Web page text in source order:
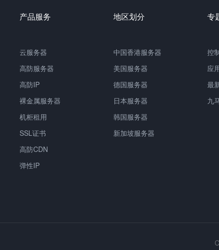
产品服务
云服务器
高防服务器
高防IP
裸金属服务器
机柜租用
SSL证书
高防CDN
弹性IP
地区划分
中国香港服务器
美国服务器
德国服务器
日本服务器
韩国服务器
新加坡服务器
专
控
应
最
九